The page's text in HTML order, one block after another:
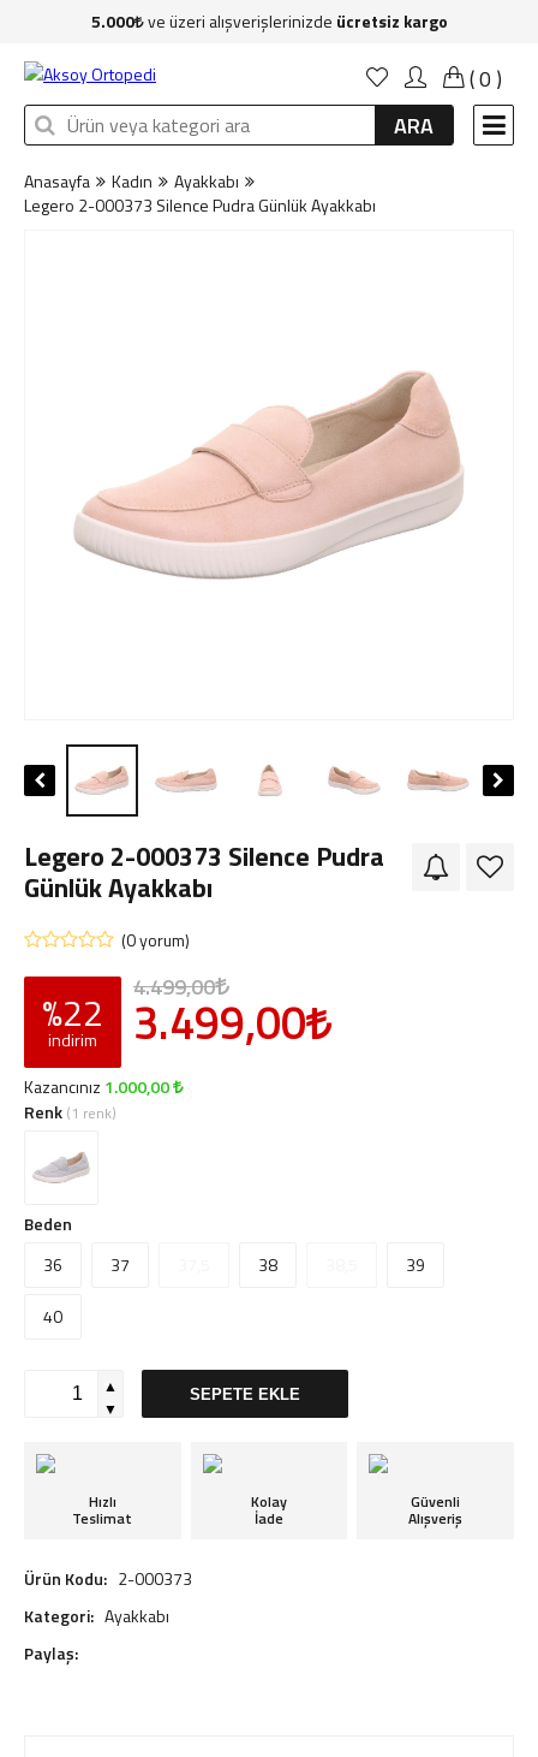
Kadın
Erkek
Çocuk
Yeni Üyelik
Giriş Yap
5.000 ve üzeri alışverişlerinizde ücretsiz kargo
(0 )
ARA
Anasayfa Kadın
Ayakkabı
Legero 2-000373 Silence Pudra Günlük Ayakkabı
Legero 2-000373 Silence Pudra
Günlük Ayakkabı
(0 yorum)
%22
indirim
4.499,00
3.499,00
Kazancınız 1.000,00
Renk (1 renk)
Beden
36
37 38 39
40
▲
▼
SEPETE EKLE
Hızlı
Teslimat
Kolay
İade
Güvenli
Alışveriş
Ürün Kodu: 2-000373
Kategori: Ayakkabı
Paylaş: